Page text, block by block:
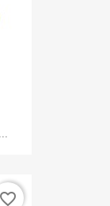
favorite_border